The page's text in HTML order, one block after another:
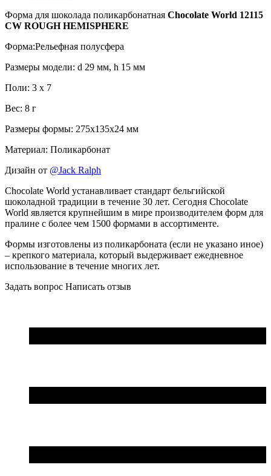
Форма для шоколада поликарбонатная Chocolate World 12115
CW ROUGH HEMISPHERE
Форма:Рельефная полусфера
Размеры модели: d 29 мм, h 15 мм
Поли: 3 x 7
Вес: 8 г
Размеры формы: 275x135x24 мм
Материал: Поликарбонат
Дизайн от @Jack Ralph
Chocolate World устанавливает стандарт бельгийской
шоколадной традиции в течение 30 лет. Сегодня Chocolate
World является крупнейшим в мире производителем форм для
пралине с более чем 1500 формами в ассортименте.
Формы изготовлены из поликарбоната (если не указано иное)
– крепкого материала, который выдерживает ежедневное
использование в течение многих лет.
Задать вопрос Написать отзыв